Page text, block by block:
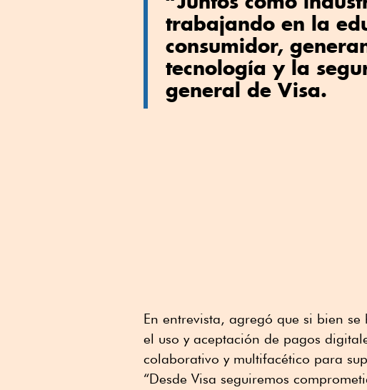
trabajando en la
consumidor,
tecnología y la
general de Visa.
En entrevista, agregó que si bien
el uso y aceptación de pagos
colaborativo y multifacético para
“Desde Visa seguiremos